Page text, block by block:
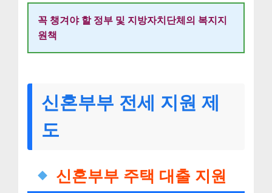
꼭 챙겨야 할 정부 및 지방자치단체의 복지지
원책
신혼부부 전세 지원 제
도
신혼부부 주택 대출 지원